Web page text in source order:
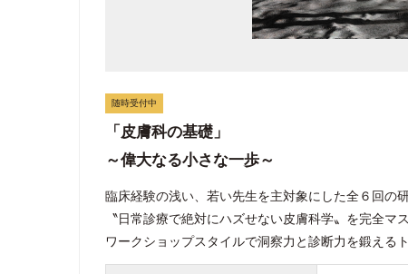
随時受付中
「皮膚科の基礎」
～偉大なる小さな一歩～
臨床経験の浅い、若い先生を主対象にした全６回の
〝日常診療で絶対にハズせない皮膚科学〟を完全マ
ワークショップスタイルで洞察力と診断力を鍛える